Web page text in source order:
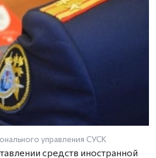
управления СУСК
средств иностранной